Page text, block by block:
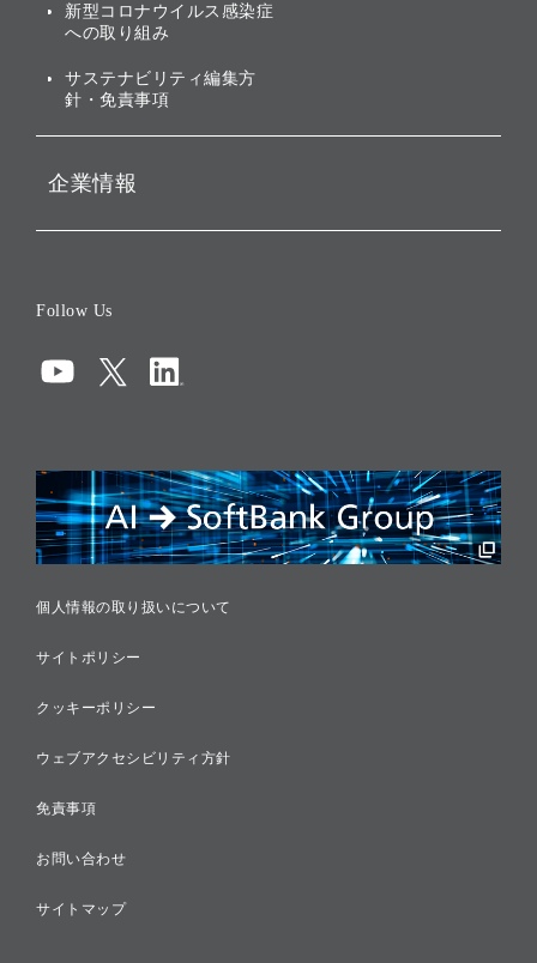
投資先のサステナビリティ
新型コロナウイルス感染症
への取り組み
サステナビリティ編集方
針・免責事項
企業情報
コンプライアンス
リスクマネジメント
税務に対する取り組み
採用情報
Follow Us
個人情報の取り扱いについて
サイトポリシー
クッキーポリシー
ウェブアクセシビリティ方針
免責事項
お問い合わせ
サイトマップ